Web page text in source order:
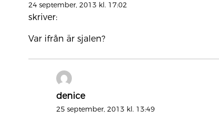
24 september, 2013 kl. 17:02
skriver:
Var ifrån är sjalen?
denice
25 september, 2013 kl. 13:49